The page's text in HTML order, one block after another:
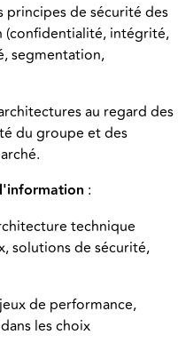
principes de sécurité des
(confidentialité, intégrité,
segmentation,
au regard des
du groupe et des
:
technique
solutions de sécurité,
de performance,
les choix